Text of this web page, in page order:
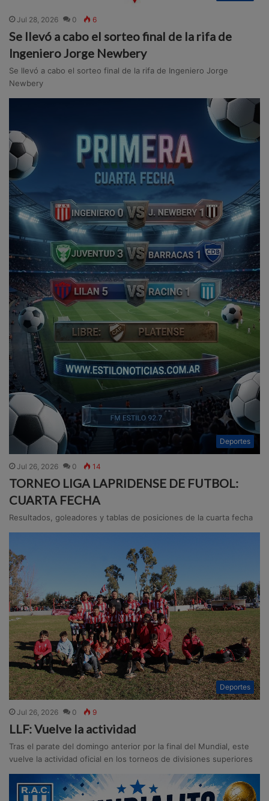
Jul 28, 2026 0 6
Se llevó a cabo el sorteo final de la rifa de
Ingeniero Jorge Newbery
Se llevó a cabo el sorteo final de la rifa de Ingeniero Jorge
Newbery
Deportes
Jul 26, 2026 0 14
TORNEO LIGA LAPRIDENSE DE FUTBOL:
CUARTA FECHA
Resultados, goleadores y tablas de posiciones de la cuarta fecha
Deportes
Jul 26, 2026 0 9
LLF: Vuelve la actividad
Tras el parate del domingo anterior por la final del Mundial, este
vuelve la actividad oficial en los torneos de divisiones superiores